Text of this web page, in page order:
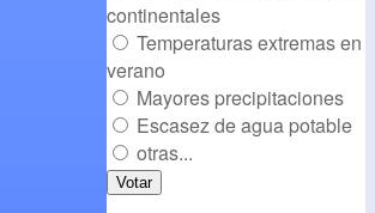
continentales
Temperaturas extremas en
verano
Mayores precipitaciones
Escasez de agua potable
otras...